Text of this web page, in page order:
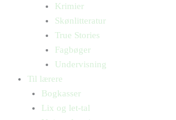
Krimier
Skønlitteratur
True Stories
Fagbøger
Undervisning
Til lærere
Bogkasser
Lix og let-tal